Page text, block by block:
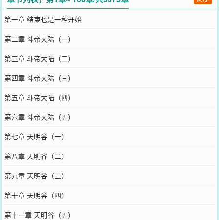
第一章 结束也是一种开始
第二章 斗帝大陆（一）
第三章 斗帝大陆（二）
第四章 斗帝大陆（三）
第五章 斗帝大陆（四）
第六章 斗帝大陆（五）
第七章 天明谷（一）
第八章 天明谷（二）
第九章 天明谷（三）
第十章 天明谷（四）
第十一章 天明谷（五）